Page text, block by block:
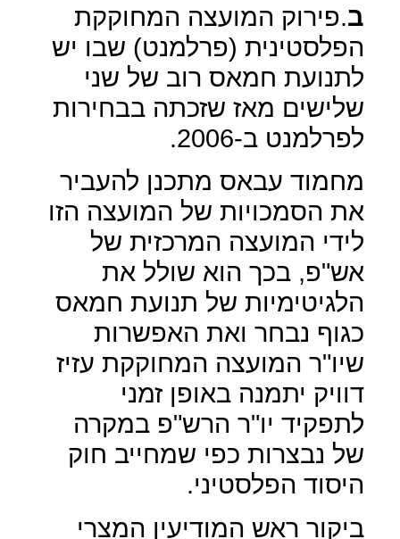
ב.פירוק המועצה המחוקקת
הפלסטינית (פרלמנט) שבו יש
לתנועת חמאס רוב של שני
שלישים מאז שזכתה בבחירות
לפרלמנט ב-2006.
מחמוד עבאס מתכנן להעביר
את הסמכויות של המועצה הזו
לידי המועצה המרכזית של
אש"פ, בכך הוא שולל את
הלגיטימיות של תנועת חמאס
כגוף נבחר ואת האפשרות
שיו"ר המועצה המחוקקת עזיז
דוויק יתמנה באופן זמני
לתפקיד יו"ר הרש"פ במקרה
של נבצרות כפי שמחייב חוק
היסוד הפלסטיני.
ביקור ראש המודיעין המצרי